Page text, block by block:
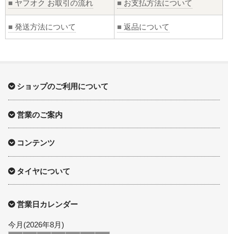
■ ヤフオク お取引の流れ ■ お支払方法について
■ 発送方法について ■ 返品について
ショップのご利用について
営業のご案内
コンテンツ
タイヤについて
営業日カレンダー
今月(2026年8月)